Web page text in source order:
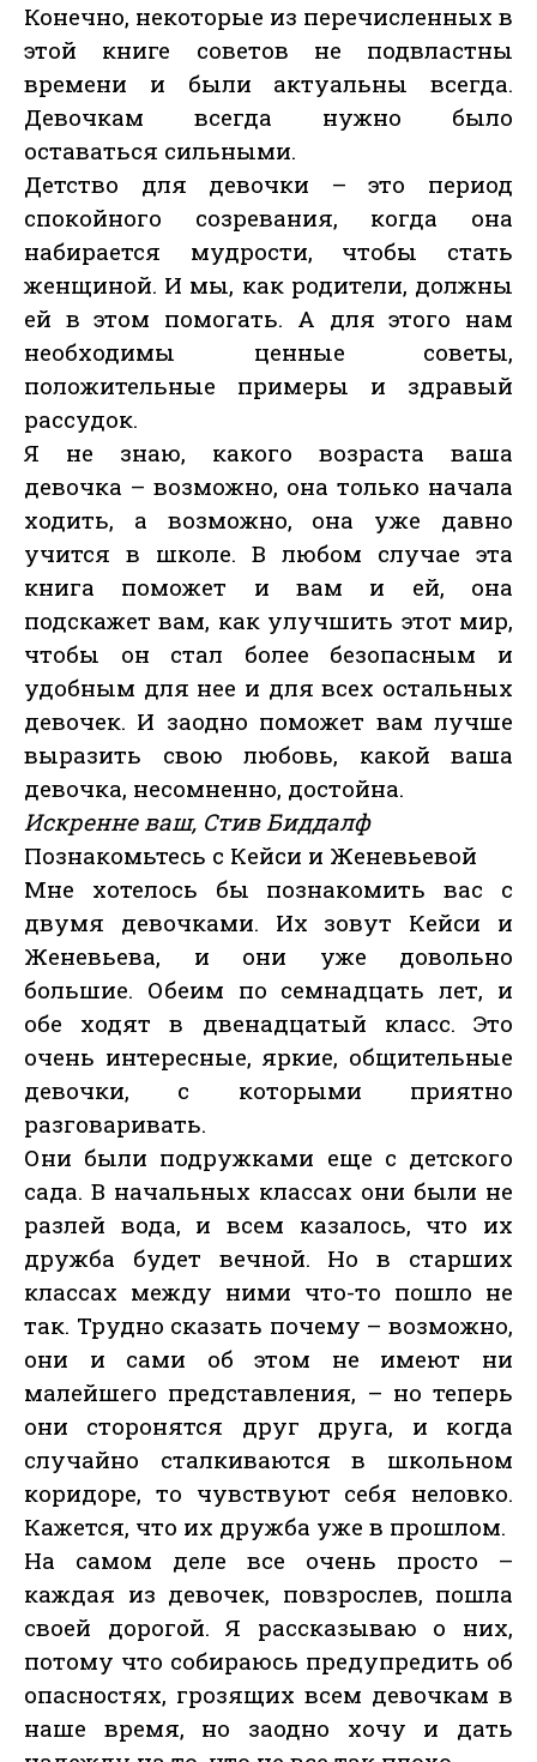
Конечно, некоторые из перечисленных в
этой книге советов не подвластны
времени и были актуальны всегда.
Девочкам всегда нужно было
оставаться сильными.
Детство для девочки – это период
спокойного созревания, когда она
набирается мудрости, чтобы стать
женщиной. И мы, как родители, должны
ей в этом помогать. А для этого нам
необходимы ценные советы,
положительные примеры и здравый
рассудок.
Я не знаю, какого возраста ваша
девочка – возможно, она только начала
ходить, а возможно, она уже давно
учится в школе. В любом случае эта
книга поможет и вам и ей, она
подскажет вам, как улучшить этот мир,
чтобы он стал более безопасным и
удобным для нее и для всех остальных
девочек. И заодно поможет вам лучше
выразить свою любовь, какой ваша
девочка, несомненно, достойна.
Искренне ваш, Стив Биддалф
Познакомьтесь с Кейси и Женевьевой
Мне хотелось бы познакомить вас с
двумя девочками. Их зовут Кейси и
Женевьева, и они уже довольно
большие. Обеим по семнадцать лет, и
обе ходят в двенадцатый класс. Это
очень интересные, яркие, общительные
девочки, с которыми приятно
разговаривать.
Они были подружками еще с детского
сада. В начальных классах они были не
разлей вода, и всем казалось, что их
дружба будет вечной. Но в старших
классах между ними что-то пошло не
так. Трудно сказать почему – возможно,
они и сами об этом не имеют ни
малейшего представления, – но теперь
они сторонятся друг друга, и когда
случайно сталкиваются в школьном
коридоре, то чувствуют себя неловко.
Кажется, что их дружба уже в прошлом.
На самом деле все очень просто –
каждая из девочек, повзрослев, пошла
своей дорогой. Я рассказываю о них,
потому что собираюсь предупредить об
опасностях, грозящих всем девочкам в
наше время, но заодно хочу и дать